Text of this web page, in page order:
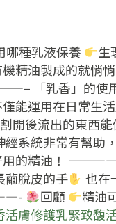
哪種乳液保養 生
精油製成的就悄
香」的使用最早
能運用在日常
開後流出的東西
系統非常有幫
用的精油！
繭脫皮的手
也在
回顧 精油
活膚修護乳緊致馥